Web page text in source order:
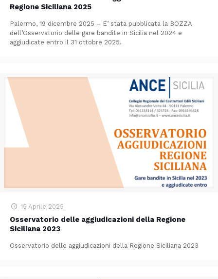
Regione Siciliana 2025
Palermo, 19 dicembre 2025 – E’ stata pubblicata la BOZZA
dell’Osservatorio delle gare bandite in Sicilia nel 2024 e
aggiudicate entro il 31 ottobre 2025.
15 Aprile 2025
Osservatorio delle aggiudicazioni della Regione
Siciliana 2023
Osservatorio delle aggiudicazioni della Regione Siciliana 2023